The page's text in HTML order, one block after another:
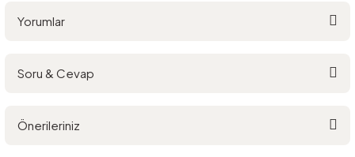
Yorumlar
Soru & Cevap
Önerileriniz